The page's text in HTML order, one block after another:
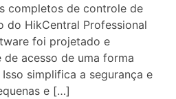
completos de controle de
do HikCentral Professional
foi projetado e
acesso de uma forma
simplifica a segurança e
e […]